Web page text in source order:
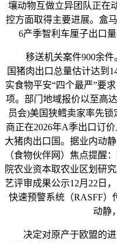
壤动物互做立异团队正在
控方面取得主要进展。盒
6产季智利车厘子出口量
移送机关案件900余件
国猪肉出口总量估计达到
实食物平安“四个最严”要
项。部门地域报价以至高
员会)美国狭鳕卖家率先
商正在2026年A季出口订
大猪肉出口国。据业内动
（食物伙伴网）焦点提醒
院农业资本取农业区划研
艺评审成果公示12月22日
快速预警系统（RASFF）
动静
决定对原产于欧盟的进